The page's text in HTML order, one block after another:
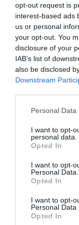
opt-out request is
interest-based ads
us or personal
your opt-out. You
disclosure of your
IAB’s list of
also be disclosed
Downstream
Personal
I want to opt-
personal data.
Opted In
I want to opt-
Personal Data.
Opted In
I want to opt-
Personal Data
Opted In
Lysa
L’article ne
sera-t-il relié
à-dire avec
travaux de
(métro ou
L’autre
desserte.
on n’ose
engendré
l’atmosphère.
Mais il est
d’autres
d’ugence